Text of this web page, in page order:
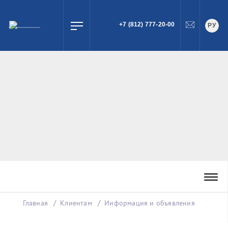
ПОИСК
+7 (812) 777-20-00 РУ
Главная Клиентам Информация и объявления